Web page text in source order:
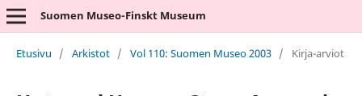
Suomen Museo-Finskt Museum
Etusivu / Arkistot / Vol 110: Suomen Museo 2003 / Kirja-arviot